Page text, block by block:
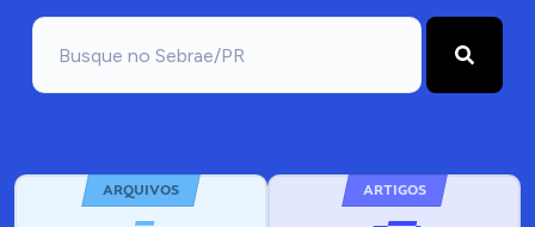
ARQUIVOS ARTIGOS